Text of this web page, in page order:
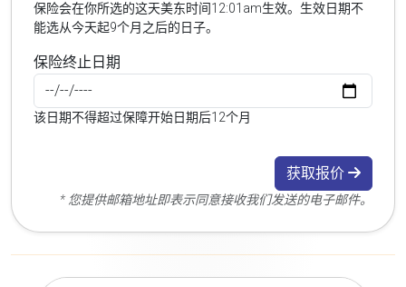
保险会在你所选的这天美东时间12:01am生效。生效日期不
能选从今天起9个月之后的日子。
保险终止日期
该日期不得超过保障开始日期后12个月
获取报价
* 您提供邮箱地址即表示同意接收我们发送的电子邮件。